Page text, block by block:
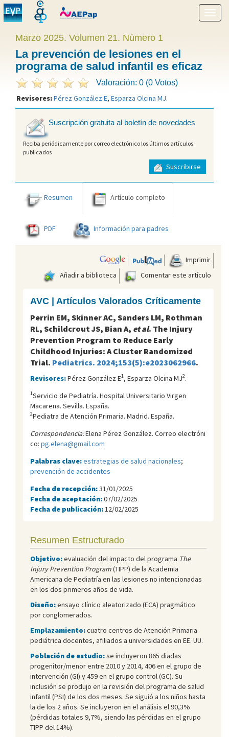
menú
Marzo 2025. Volumen 21. Número 1
La prevención de lesiones en el
programa de salud infantil es eficaz
Valoración: 0 (0 Votos)
Revisores:Pérez González E, Esparza Olcina MJ.
Suscripción gratuita al boletín de novedades
Reciba periódicamente por correo electrónico los últimos artículos
publicados
Suscribirse
Resumen Artículo completo
PDF Información para padres
Imprimir
Añadir a biblioteca
Comentar este artículo
AVC | Artículos Valorados Críticamente
Perrin EM, Skinner AC, Sanders LM, Rothman
RL, Schildcrout JS, Bian A, et al. The Injury
Prevention Program to Reduce Early
Childhood Injuries: A Cluster Randomized
Trial. Pediatrics. 2024;153(5):e2023062966.
Revisores:Pérez González E1, Esparza Olcina MJ2.
1Servicio de Pediatría. Hospital Universitario Virgen
Macarena. Sevilla. España.
2Pediatra de Atención Primaria. Madrid. España.
Correspondencia:Elena Pérez González. Correo electróni
co: pg.elena@gmail.com
Palabras clave:estrategias de salud nacionales;
prevención de accidentes
Fecha de recepción:31/01/2025
Fecha de aceptación:07/02/2025
Fecha de publicación: 12/02/2025
Resumen Estructurado
Objetivo:evaluación del impacto del programa The
Injury Prevention Program(TIPP) de la Academia
Americana de Pediatría en las lesiones no intencionadas
en los dos primeros años de vida.
Diseño:ensayo clínico aleatorizado (ECA) pragmático
por conglomerados.
Emplazamiento:cuatro centros de Atención Primaria
pediátrica docentes, afiliados a universidades en EE. UU.
Población de estudio:se incluyeron 865 diadas
progenitor/menor entre 2010 y 2014, 406 en el grupo de
intervención (GI) y 459 en el grupo control (GC). Su
inclusión se produjo en la revisión del programa de salud
infantil (PSI) de los dos meses. Se siguió a los niños hasta
la de los 2 años. Se incluyeron en el análisis el 90,3%
(pérdidas totales 9,7%, siendo las pérdidas en el grupo
TIPP del 14%).